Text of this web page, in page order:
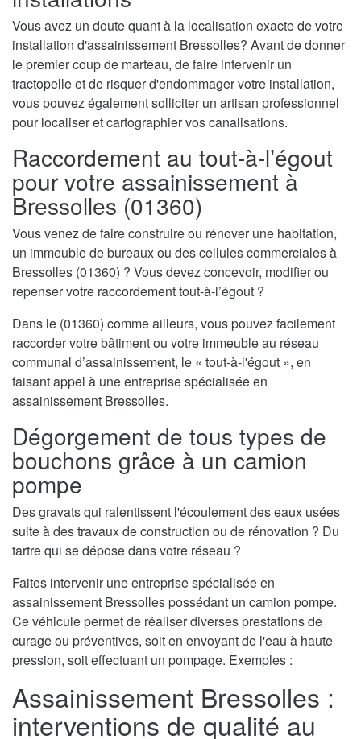
Vous avez un doute quant à la localisation exacte de votre
installation d'assainissement Bressolles? Avant de donner
le premier coup de marteau, de faire intervenir un
tractopelle et de risquer d'endommager votre installation,
vous pouvez également solliciter un artisan professionnel
pour localiser et cartographier vos canalisations.
Raccordement au tout-à-l’égout
pour votre assainissement à
Bressolles (01360)
Vous venez de faire construire ou rénover une habitation,
un immeuble de bureaux ou des cellules commerciales à
Bressolles (01360) ? Vous devez concevoir, modifier ou
repenser votre raccordement tout-à-l’égout ?
Dans le (01360) comme ailleurs, vous pouvez facilement
raccorder votre bâtiment ou votre immeuble au réseau
communal d’assainissement, le « tout-à-l'égout », en
faisant appel à une entreprise spécialisée en
assainissement Bressolles.
Dégorgement de tous types de
bouchons grâce à un camion
pompe
Des gravats qui ralentissent l'écoulement des eaux usées
suite à des travaux de construction ou de rénovation ? Du
tartre qui se dépose dans votre réseau ?
Faites intervenir une entreprise spécialisée en
assainissement Bressolles possédant un camion pompe.
Ce véhicule permet de réaliser diverses prestations de
curage ou préventives, soit en envoyant de l'eau à haute
pression, soit effectuant un pompage. Exemples :
Assainissement Bressolles :
interventions de qualité au